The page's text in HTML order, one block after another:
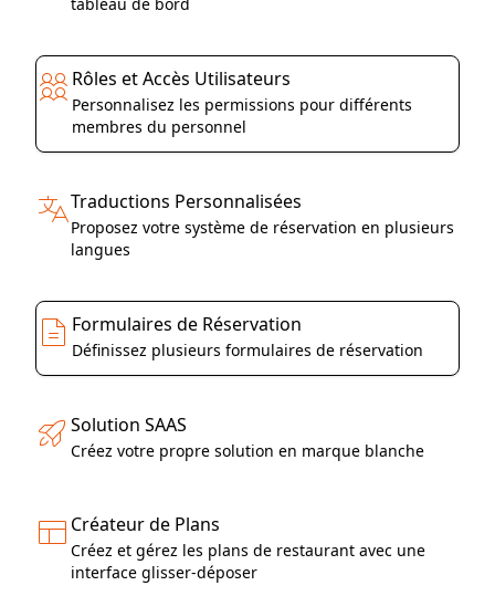
Rôles et Accès Utilisateurs
Personnalisez les permissions pour différents
membres du personnel
Traductions Personnalisées
Proposez votre système de réservation en plusieurs
langues
Formulaires de Réservation
Définissez plusieurs formulaires de réservation
Solution SAAS
Créez votre propre solution en marque blanche
Créateur de Plans
Créez et gérez les plans de restaurant avec une
interface glisser-déposer